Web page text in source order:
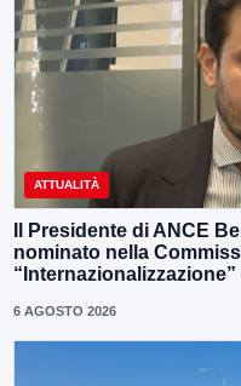
ATTUALITÀ
Il Presidente di ANCE
nominato nella
6 AGOSTO 2026